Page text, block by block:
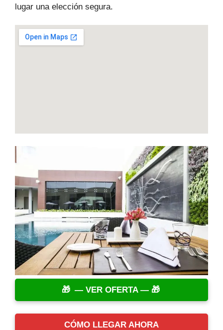
lugar una elección segura.
— VER OFERTA —
CÓMO LLEGAR AHORA